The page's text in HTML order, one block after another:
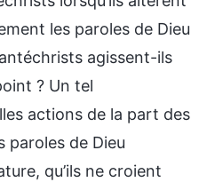
les paroles de Dieu
agissent-ils
? Un tel
actions de la part des
paroles de Dieu
qu’ils ne croient